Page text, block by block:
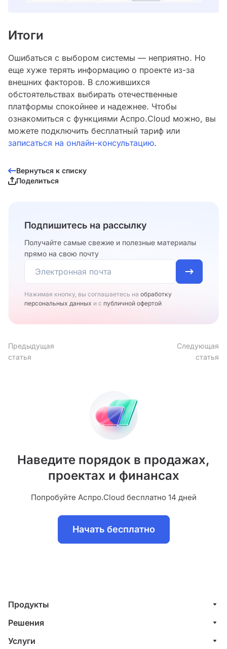
Итоги
Ошибаться с выбором системы — неприятно. Но
еще хуже терять информацию о проекте из-за
внешних факторов. В сложившихся
обстоятельствах выбирать отечественные
платформы спокойнее и надежнее. Чтобы
ознакомиться с функциями Аспро.Cloud можно, вы
можете подключить бесплатный тариф или
записаться на онлайн-консультацию.
Вернуться к списку
Поделиться
Подпишитесь на рассылку
Получайте самые свежие и полезные материалы
прямо на свою почту
Нажимая кнопку, вы соглашаетесь на обработку
персональных данных и с публичной офертой
Предыдущая
статья
Следующая
статья
Наведите порядок в продажах,
проектах и финансах
Попробуйте Аспро.Cloud бесплатно 14 дней
Начать бесплатно
Продукты
Управление клиентами (CRM)
Проекты
Решения
ИТ-компании
Услуги